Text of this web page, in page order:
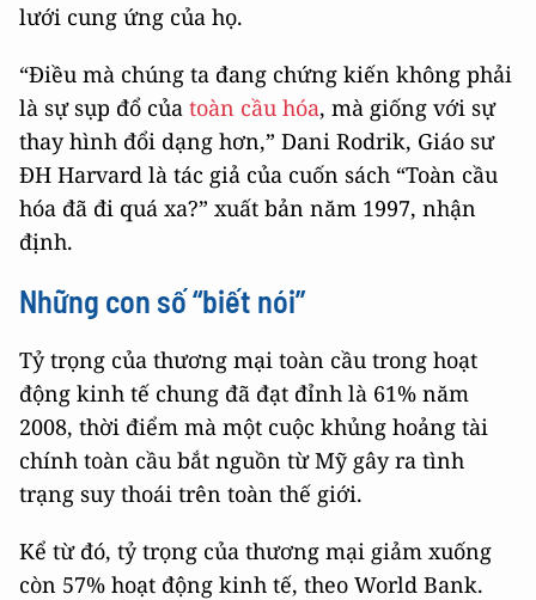
lưới cung ứng của họ.
“Điều mà chúng ta đang chứng kiến không phải
là sự sụp đổ của toàn cầu hóa, mà giống với sự
thay hình đổi dạng hơn,” Dani Rodrik, Giáo sư
ĐH Harvard là tác giả của cuốn sách “Toàn cầu
hóa đã đi quá xa?” xuất bản năm 1997, nhận
định.
Những con số “biết nói”
Tỷ trọng của thương mại toàn cầu trong hoạt
động kinh tế chung đã đạt đỉnh là 61% năm
2008, thời điểm mà một cuộc khủng hoảng tài
chính toàn cầu bắt nguồn từ Mỹ gây ra tình
trạng suy thoái trên toàn thế giới.
Kể từ đó, tỷ trọng của thương mại giảm xuống
còn 57% hoạt động kinh tế, theo World Bank.